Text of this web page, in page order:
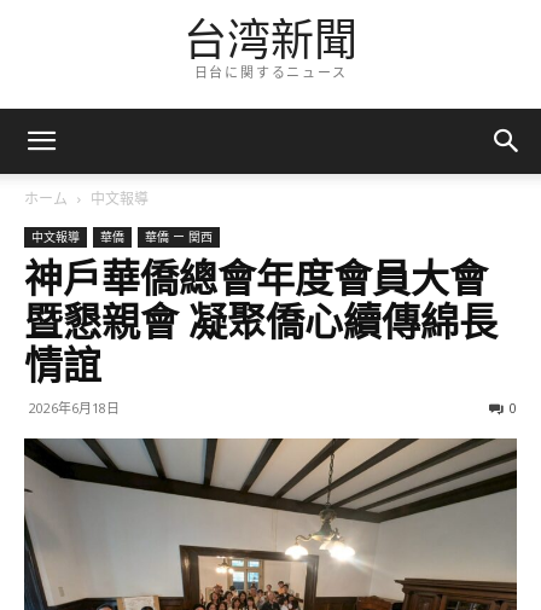
台湾新聞
日台に関するニュース
ホーム 中文報導
中文報導 華僑 華僑 ー 関西
神戶華僑總會年度會員大會
暨懇親會 凝聚僑心續傳綿長
情誼
2026年6月18日 0